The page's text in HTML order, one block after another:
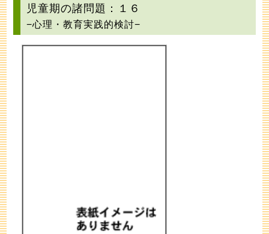
児童期の諸問題：１６
−心理・教育実践的検討−